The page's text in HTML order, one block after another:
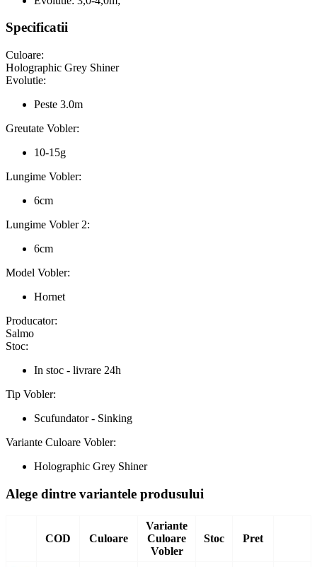
Specificatii
Culoare:
Holographic Grey Shiner
Evolutie:
Peste 3.0m
Greutate Vobler:
10-15g
Lungime Vobler:
6cm
Lungime Vobler 2:
6cm
Model Vobler:
Hornet
Producator:
Salmo
Stoc:
In stoc - livrare 24h
Tip Vobler:
Scufundator - Sinking
Variante Culoare Vobler:
Holographic Grey Shiner
Alege dintre variantele produsului
COD Culoare
Variante
Culoare
Vobler
Stoc Pret